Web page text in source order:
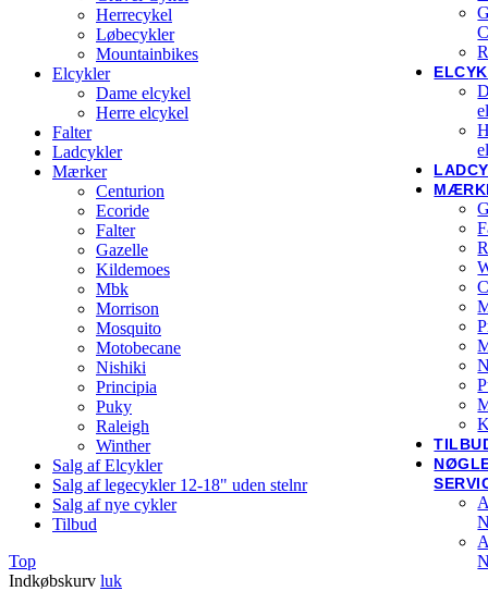
Herrecykel
Løbecykler
Mountainbikes
Elcykler
Dame elcykel
Herre elcykel
Falter
Ladcykler
Mærker
Centurion
Ecoride
Falter
Gazelle
Kildemoes
Mbk
Morrison
Mosquito
Motobecane
Nishiki
Principia
Puky
Raleigh
Winther
Salg af Elcykler
Salg af legecykler 12-18" uden stelnr
Salg af nye cykler
Tilbud
Top
Indkøbskurv luk